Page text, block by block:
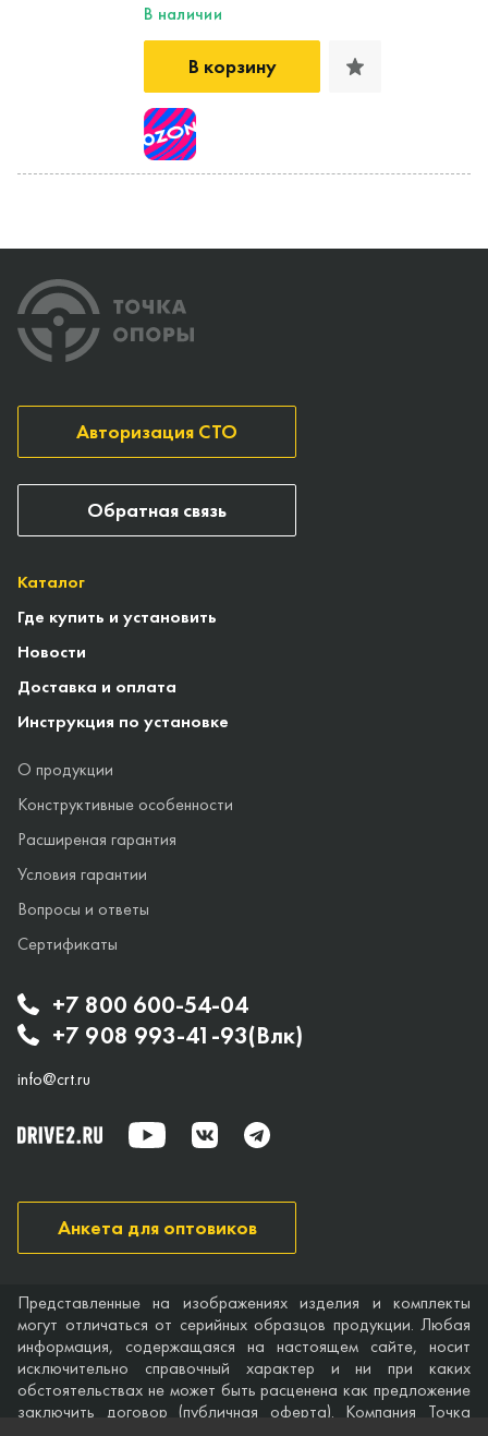
В наличии
В корзину
+7 800 600-54-04
+7 908 993-41-93(Влк)
info@crt.ru
Каталог
Где купить и установить
Новости
Доставка и оплата
Инструкция по установке
О продукции
Конструктивные особенности
Расширеная гарантия
Условия гарантии
Вопросы и ответы
Сертификаты
Авторизация СТО
Анкета для оптовиков
Обратная связь
Представленные на изображениях изделия и комплекты
могут отличаться от серийных образцов продукции. Любая
информация, содержащаяся на настоящем сайте, носит
исключительно справочный характер и ни при каких
обстоятельствах не может быть расценена как предложение
заключить договор (публичная оферта). Компания Точка